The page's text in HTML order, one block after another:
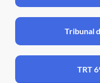
Tribunal
TRT